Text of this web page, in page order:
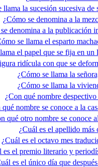
llama la sucesión sucesiva de
¿Cómo se denomina a la
denomina a la publicación
se llama el esparto
el papel que se fija en
ridícula con que se
¿Cómo se llama la
¿Cómo se llama la
¿Con qué nombre
qué nombre se conoce a la
qué otro nombre se conoce
¿Cuál es el apellido más
¿Cuál es el octavo mes
es el premio literario y
es el único día que